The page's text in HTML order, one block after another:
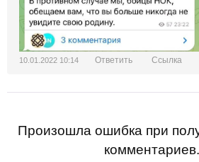
10.01.2022 10:14 Ответить Ссылка
Произошла ошибка при
комментариев.